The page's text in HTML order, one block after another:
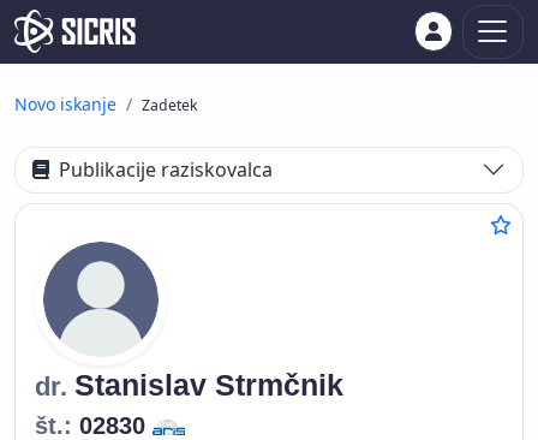
Novo iskanje Zadetek
Publikacije raziskovalca
dr. Stanislav Strmčnik
št.: 02830